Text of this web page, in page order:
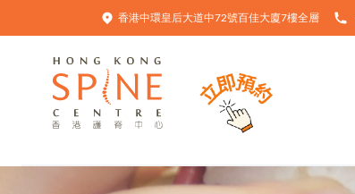
香港中環皇后大道中72號百佳大廈7樓全層
Hong Kong Spine Centre